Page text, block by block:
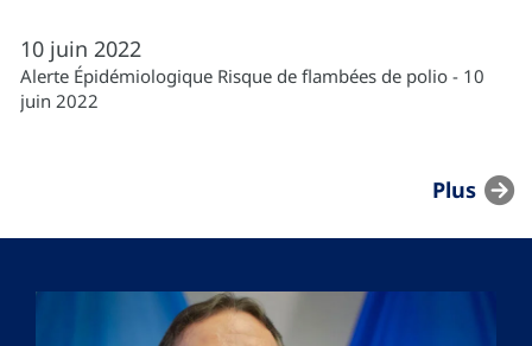
10 juin 2022
Alerte Épidémiologique Risque de flambées de polio - 10
juin 2022
Plus